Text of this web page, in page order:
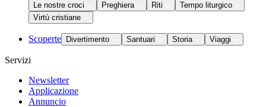
Le nostre croci
Preghiera Riti
Tempo liturgico
Virtù cristiane
Scoperte Divertimento Santuari Storia Viaggi
Servizi
Newsletter
Applicazione
Annuncio